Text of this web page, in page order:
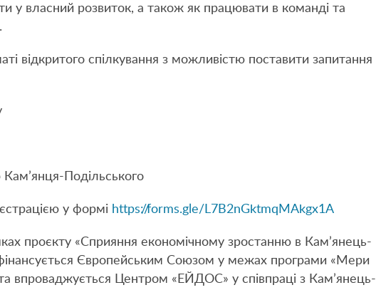
у власний розвиток, а також як працювати в команді та
відкритого спілкування з можливістю поставити запитання
Подільського
у формі https://forms.gle/L7B2nGktmqMAkgx1A
проєкту «Сприяння економічному зростанню в Кам’янець-
фінансується Європейським Союзом у межах програми «Мери
впроваджується Центром «ЕЙДОС» у співпраці з Кам’янець-